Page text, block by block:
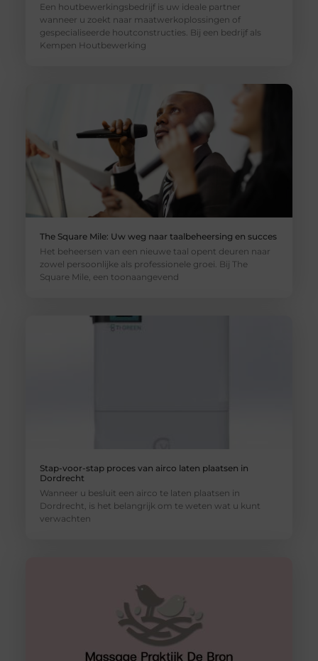
Een houtbewerkingsbedrijf is uw ideale partner
wanneer u zoekt naar maatwerkoplossingen of
gespecialiseerde houtconstructies. Bij een bedrijf als
Kempen Houtbewerking
The Square Mile: Uw weg naar taalbeheersing en succes
Het beheersen van een nieuwe taal opent deuren naar
zowel persoonlijke als professionele groei. Bij The
Square Mile, een toonaangevend
Stap-voor-stap proces van airco laten plaatsen in
Dordrecht
Wanneer u besluit een airco te laten plaatsen in
Dordrecht, is het belangrijk om te weten wat u kunt
verwachten